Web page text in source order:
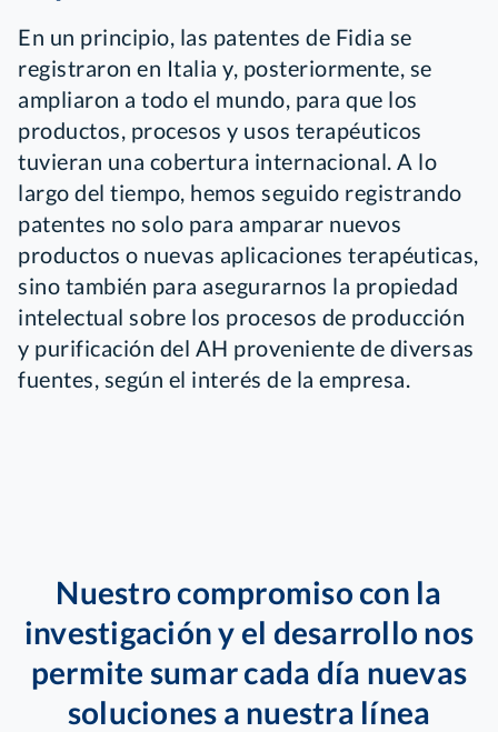
En un principio, las patentes de Fidia se
registraron en Italia y, posteriormente, se
ampliaron a todo el mundo, para que los
productos, procesos y usos terapéuticos
tuvieran una cobertura internacional. A lo
largo del tiempo, hemos seguido registrando
patentes no solo para amparar nuevos
productos o nuevas aplicaciones terapéuticas,
sino también para asegurarnos la propiedad
intelectual sobre los procesos de producción
y purificación del AH proveniente de diversas
fuentes, según el interés de la empresa.
Nuestro compromiso con la
investigación y el desarrollo nos
permite sumar cada día nuevas
soluciones a nuestra línea